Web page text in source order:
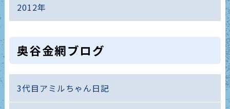
2012年
奥谷金網ブログ
3代目アミルちゃん日記